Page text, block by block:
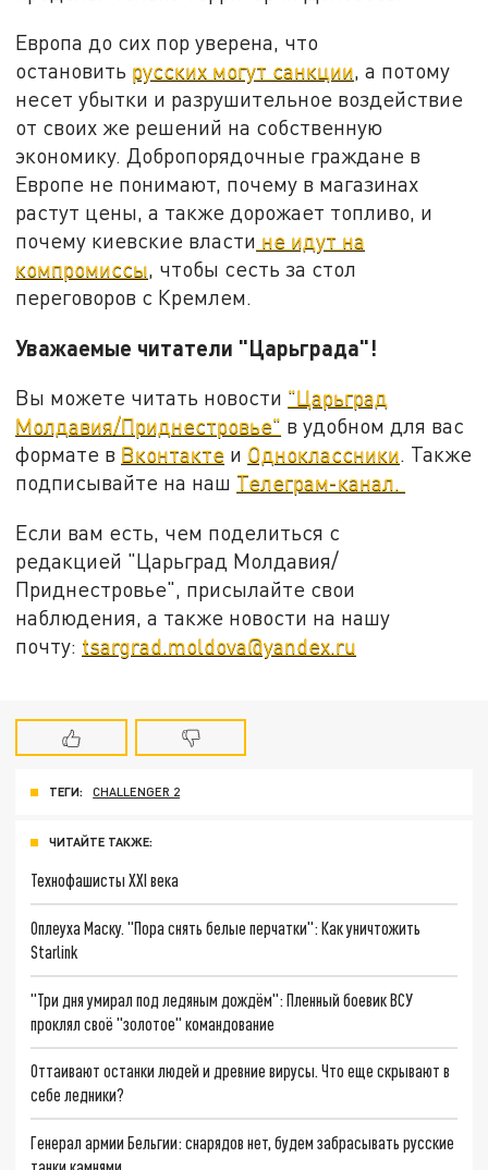
Европа до сих пор уверена, что
остановить русских могут санкции, а потому
несет убытки и разрушительное воздействие
от своих же решений на собственную
экономику. Добропорядочные граждане в
Европе не понимают, почему в магазинах
растут цены, а также дорожает топливо, и
почему киевские власти не идут на
компромиссы, чтобы сесть за стол
переговоров с Кремлем.
Уважаемые читатели "Царьграда"!
Вы можете читать новости "Царьград
Молдавия/Приднестровье" в удобном для вас
формате в Вконтакте и Одноклассники. Также
подписывайте на наш Телеграм-канал.
Если вам есть, чем поделиться с
редакцией "Царьград Молдавия/
Приднестровье", присылайте свои
наблюдения, а также новости на нашу
почту: tsargrad.moldova@yandex.ru
ТЕГИ: CHALLENGER 2
ЧИТАЙТЕ ТАКЖЕ:
Технофашисты XXI века
Оплеуха Маску. "Пора снять белые перчатки": Как уничтожить
Starlink
"Три дня умирал под ледяным дождём": Пленный боевик ВСУ
проклял своё "золотое" командование
Оттаивают останки людей и древние вирусы. Что еще скрывают в
себе ледники?
Генерал армии Бельгии: снарядов нет, будем забрасывать русские